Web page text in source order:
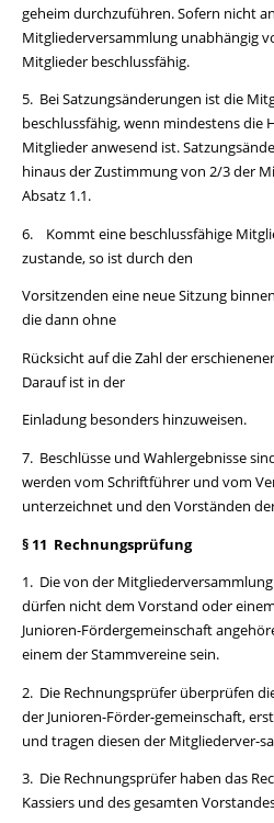
geheim durchzuführen. Sofern nicht
Mitgliederversammlung unabhängig
Mitglieder beschlussfähig.
5. Bei Satzungsänderungen ist die
beschlussfähig, wenn mindestens die
Mitglieder anwesend ist.
hinaus der Zustimmung von 2/3 der
Absatz 1.1.
6. Kommt eine beschlussfähige
zustande, so ist durch den
Vorsitzenden eine neue Sitzung
die dann ohne
Rücksicht auf die Zahl der
Darauf ist in der
Einladung besonders hinzuweisen.
7. Beschlüsse und Wahlergebnisse
werden vom Schriftführer und vom
unterzeichnet und den Vorständen
§ 11 Rechnungsprüfung
1. Die von der
dürfen nicht dem Vorstand oder
Junioren-Fördergemeinschaft
einem der Stammvereine sein.
2. Die Rechnungsprüfer überprüfen
der Junioren-Förder-gemeinschaft,
und tragen diesen der Mitgliederver-
3. Die Rechnungsprüfer haben das
Kassiers und des gesamten